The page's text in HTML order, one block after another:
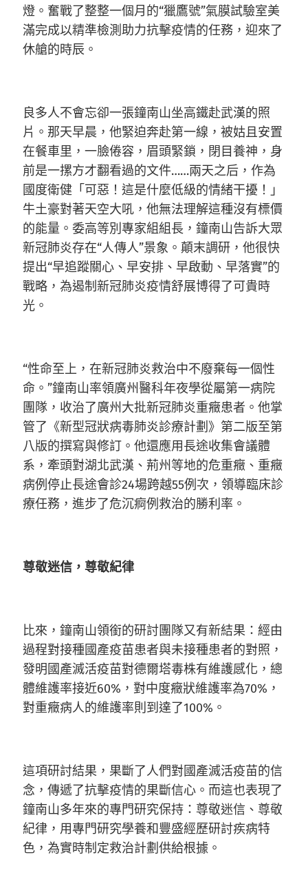
燈。奮戰了整整一個月的“獵鷹號”氣膜試驗室美
滿完成以精準檢測助力抗擊疫情的任務，迎來了
休艙的時辰。
良多人不會忘卻一張鐘南山坐高鐵赴武漢的照
片。那天早晨，他緊迫奔赴第一線，被姑且安置
在餐車里，一臉倦容，眉頭緊鎖，閉目養神，身
前是一摞方才翻看過的文件……兩天之后，作為
國度衛健「可惡！這是什麼低級的情緒干擾！」
牛土豪對著天空大吼，他無法理解這種沒有標價
的能量。委高等別專家組組長，鐘南山告訴大眾
新冠肺炎存在“人傳人”景象。顛末調研，他很快
提出“早追蹤關心、早安排、早啟動、早落實”的
戰略，為遏制新冠肺炎疫情舒展博得了可貴時
光。
“性命至上，在新冠肺炎救治中不廢棄每一個性
命。”鐘南山率領廣州醫科年夜學從屬第一病院
團隊，收治了廣州大批新冠肺炎重癥患者。他掌
管了《新型冠狀病毒肺炎診療計劃》第二版至第
八版的撰寫與修訂。他還應用長途收集會議體
系，牽頭對湖北武漢、荊州等地的危重癥、重癥
病例停止長途會診24場跨越55例次，領導臨床診
療任務，進步了危沉痾例救治的勝利率。
尊敬迷信，尊敬紀律
比來，鐘南山領銜的研討團隊又有新結果：經由
過程對接種國產疫苗患者與未接種患者的對照，
發明國產滅活疫苗對德爾塔毒株有維護感化，總
體維護率接近60%，對中度癥狀維護率為70%，
對重癥病人的維護率則到達了100%。
這項研討結果，果斷了人們對國產滅活疫苗的信
念，傳遞了抗擊疫情的果斷信心。而這也表現了
鐘南山多年來的專門研究保持：尊敬迷信、尊敬
紀律，用專門研究學養和豐盛經歷研討疾病特
色，為實時制定救治計劃供給根據。